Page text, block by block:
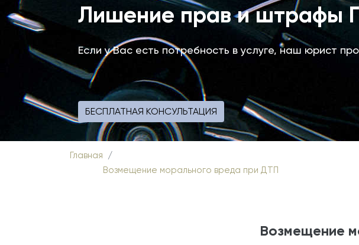
Лишение прав и штрафы
Если у Вас есть потребность в услуге, наш юрист
БЕСПЛАТНАЯ КОНСУЛЬТАЦИЯ
Главная
Возмещение морального вреда при ДТП
Возмещение